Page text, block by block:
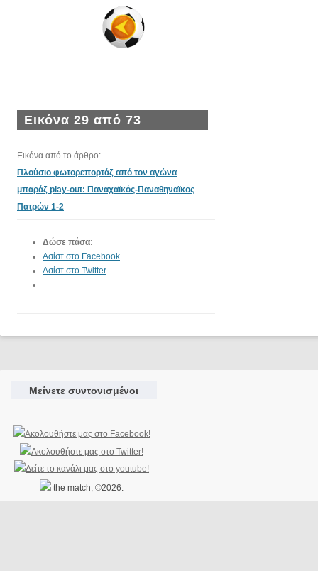
Εικόνα 29 από 73
Εικόνα από το άρθρο:
Πλούσιο φωτορεπορτάζ από τον αγώνα
μπαράζ play-out: Παναχαϊκός-Παναθηναϊκος
Πατρών 1-2
Δώσε πάσα:
Ασίστ στο Facebook
Ασίστ στο Twitter
Μείνετε συντονισμένοι
the match, ©2026.